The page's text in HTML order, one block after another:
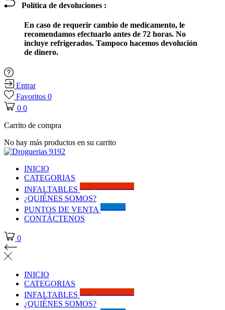
Política de devoluciones :
En caso de requerir cambio de medicamento, le
recomendamos efectuarlo antes de 72 horas. No
incluye refrigerados. Tampoco hacemos devolución
de dinero.
Entrar
Favoritos 0
0 0
Carrito de compra
No hay más productos en su carrito
INICIO
CATEGORIAS
INFALTABLES
¿QUIÉNES SOMOS?
PUNTOS DE VENTA
CONTÁCTENOS
0
INICIO
CATEGORIAS
INFALTABLES
¿QUIÉNES SOMOS?